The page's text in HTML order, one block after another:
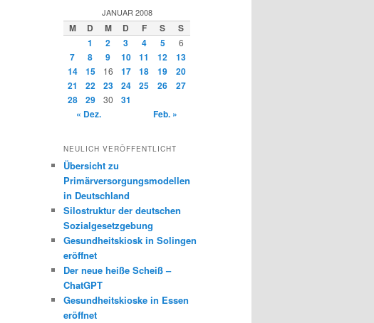
JANUAR 2008
M D M D F S
S
1
2 3 4 5 6
7 8 9 10 11 12
13
14
15 16 17 18 19
20
21
22 23 24 25 26
27
28
29 30
31
« Dez.
Feb. »
NEULICH VERÖFFENTLICHT
Übersicht zu
Primärversorgungsmodellen
in Deutschland
Silostruktur der deutschen
Sozialgesetzgebung
Gesundheitskiosk in Solingen
eröffnet
Der neue heiße Scheiß –
ChatGPT
Gesundheitskioske in Essen
eröffnet